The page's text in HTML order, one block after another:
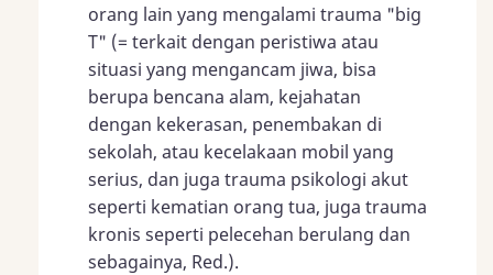
orang lain yang mengalami trauma "big
T" (= terkait dengan peristiwa atau
situasi yang mengancam jiwa, bisa
berupa bencana alam, kejahatan
dengan kekerasan, penembakan di
sekolah, atau kecelakaan mobil yang
serius, dan juga trauma psikologi akut
seperti kematian orang tua, juga trauma
kronis seperti pelecehan berulang dan
sebagainya, Red.).